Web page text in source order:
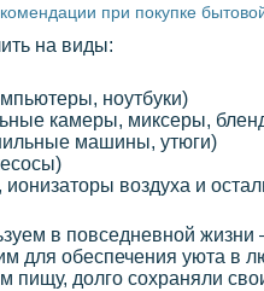
при покупке
на виды:
ноутбуки)
камеры, миксеры,
машины, утюги)
воздуха и
в повседневной жизни
для обеспечения уюта
пищу, долго сохраняли